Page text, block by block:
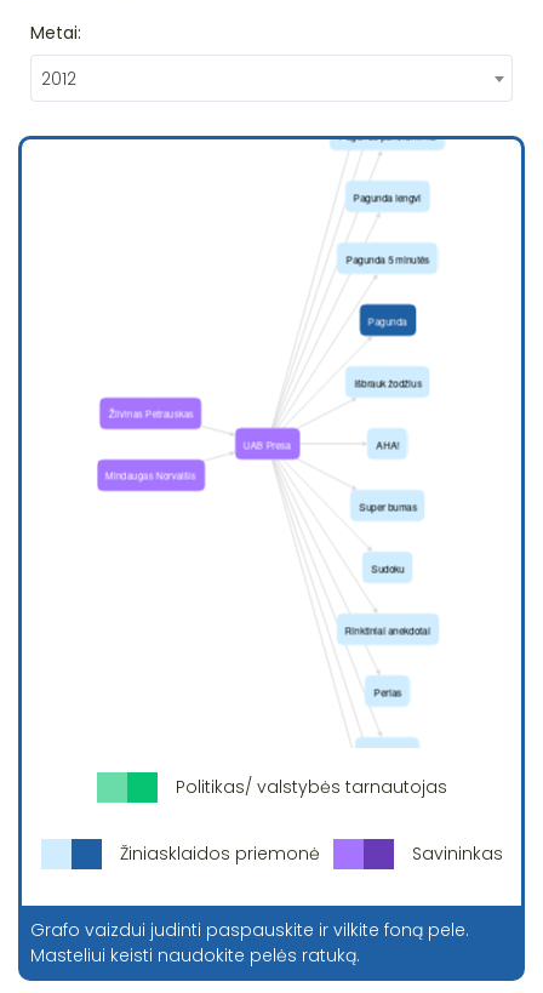
Metai:
2012
Politikas/ valstybės tarnautojas
Žiniasklaidos priemonė Savininkas
Grafo vaizdui judinti paspauskite ir vilkite foną pele.
Masteliui keisti naudokite pelės ratuką.